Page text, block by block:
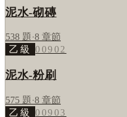
泥水-砌磚
538 題 ·8 章節
乙級
00902
泥水-粉刷
575 題 ·8 章節
乙級
00903